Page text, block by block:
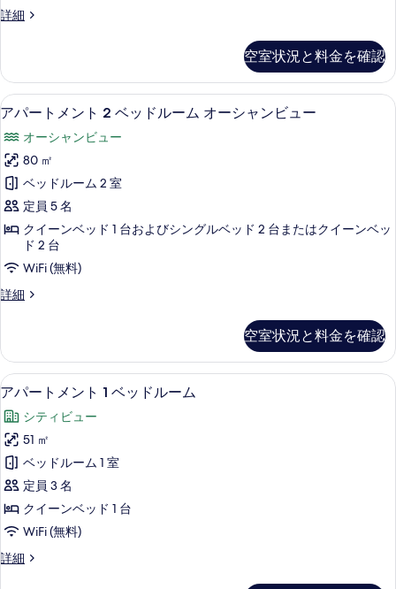
示
ベ
ド
ル
ー
ム
オ
ー
シ
ャ
ビ
ュ
す
べ
て
の
写
真
を
表
示
詳細
ア
メ
ン
ト
ベ
ッ
ド
ル
ー
ム
オ
シ
ャ
ン
ー
の
詳
細
空室状況と料金を確認
ア
ー
ト
メ
ン
2
ベ
ル
ー
ム
オ
ー
シ
ャ
ン
ビ
ュ
7
アパートメント 2 ベッドルーム オーシャンビュー
オーシャンビュー
80 ㎡
ベッドルーム 2 室
定員 5 名
クイーンベッド 1 台およびシングルベッド 2 台またはクイーンベッ
ド 2 台
WiFi (無料)
詳細
ア
メ
ン
ト
ベ
ッ
ド
ル
ー
ム
オ
ー
シ
ャ
空室状況と料金を確認
ア
パ
ー
ト
メ
ン
ト
ベ
セーフティボックス (室内)、アイロ
8
アパートメント 1 ベッドルーム
シティビュー
51 ㎡
ベッドルーム 1 室
定員 3 名
クイーンベッド 1 台
WiFi (無料)
詳細
ア